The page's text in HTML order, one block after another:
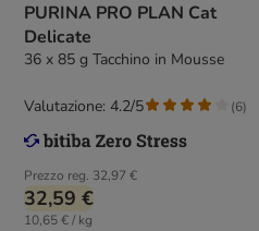
PURINA PRO PLAN Cat
Delicate
36 x 85 g Tacchino in Mousse
Prezzo reg. 32,97 €
32,59 €
10,65 € / kg
Valutazione: 4.2/5 (6)